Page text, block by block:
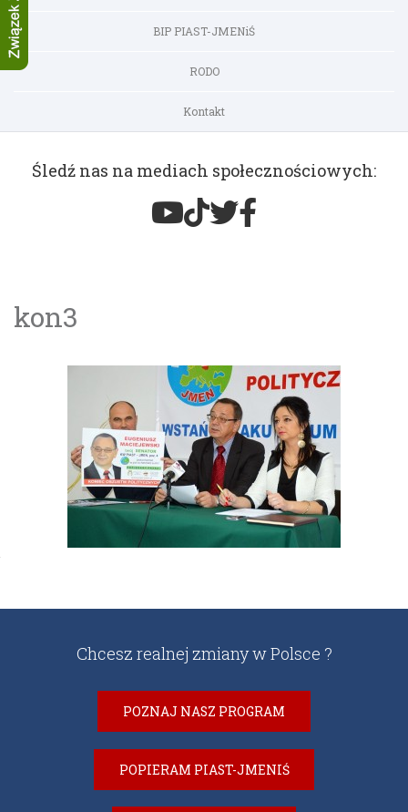
BIP PIAST-JMENiŚ
RODO
Kontakt
Śledź nas na mediach społecznościowych:
kon3
Chcesz realnej zmiany w Polsce ?
POZNAJ NASZ PROGRAM
POPIERAM PIAST-JMENIŚ